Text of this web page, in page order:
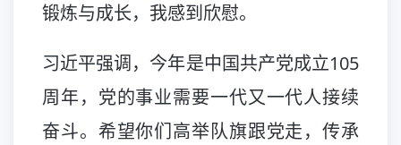
锻炼与成长，我感到欣慰。
习近平强调，今年是中国共产党成立105
周年，党的事业需要一代又一代人接续
奋斗。希望你们高举队旗跟党走，传承